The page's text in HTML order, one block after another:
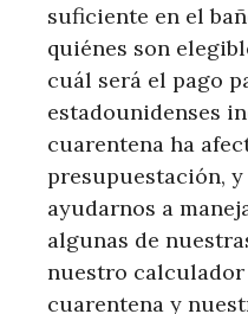
suficiente en el
quiénes son
cuál será el pago
estadounidenses
cuarentena ha
presupuestación, y
ayudarnos a
algunas de
nuestro calculador
cuarentena y